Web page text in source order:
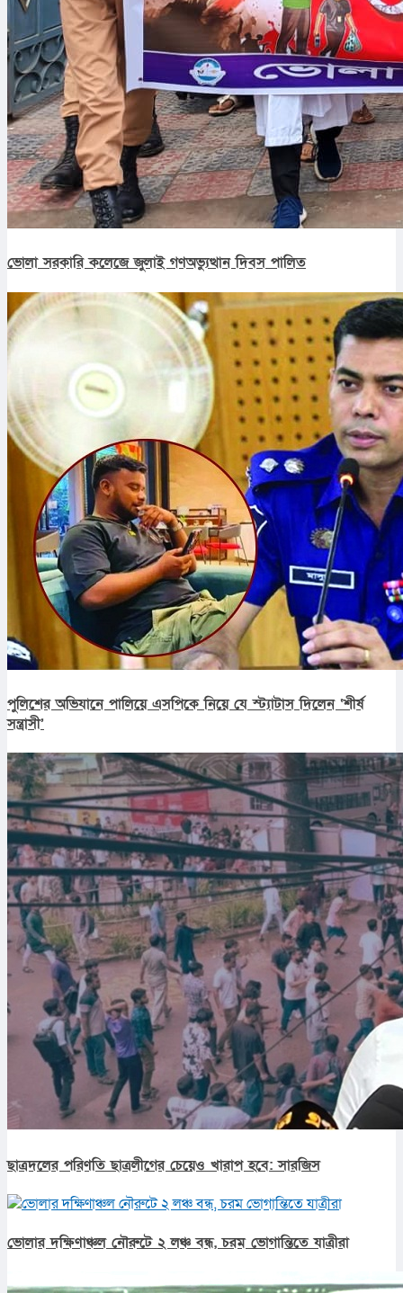
ভোলা সরকারি কলেজে জুলাই গণঅভ্যুত্থান দিবস পালিত
পুলিশের অভিযানে পালিয়ে এসপিকে নিয়ে যে স্ট্যাটাস দিলেন ‘শীর্ষ
সন্ত্রাসী’
ছাত্রদলের পরিণতি ছাত্রলীগের চেয়েও খারাপ হবে: সারজিস
ভোলার দক্ষিণাঞ্চল নৌরুটে ২ লঞ্চ বন্ধ, চরম ভোগান্তিতে যাত্রীরা